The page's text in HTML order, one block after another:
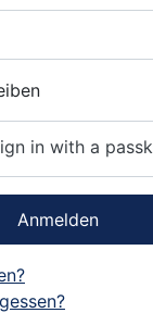
in with a
Anmelden